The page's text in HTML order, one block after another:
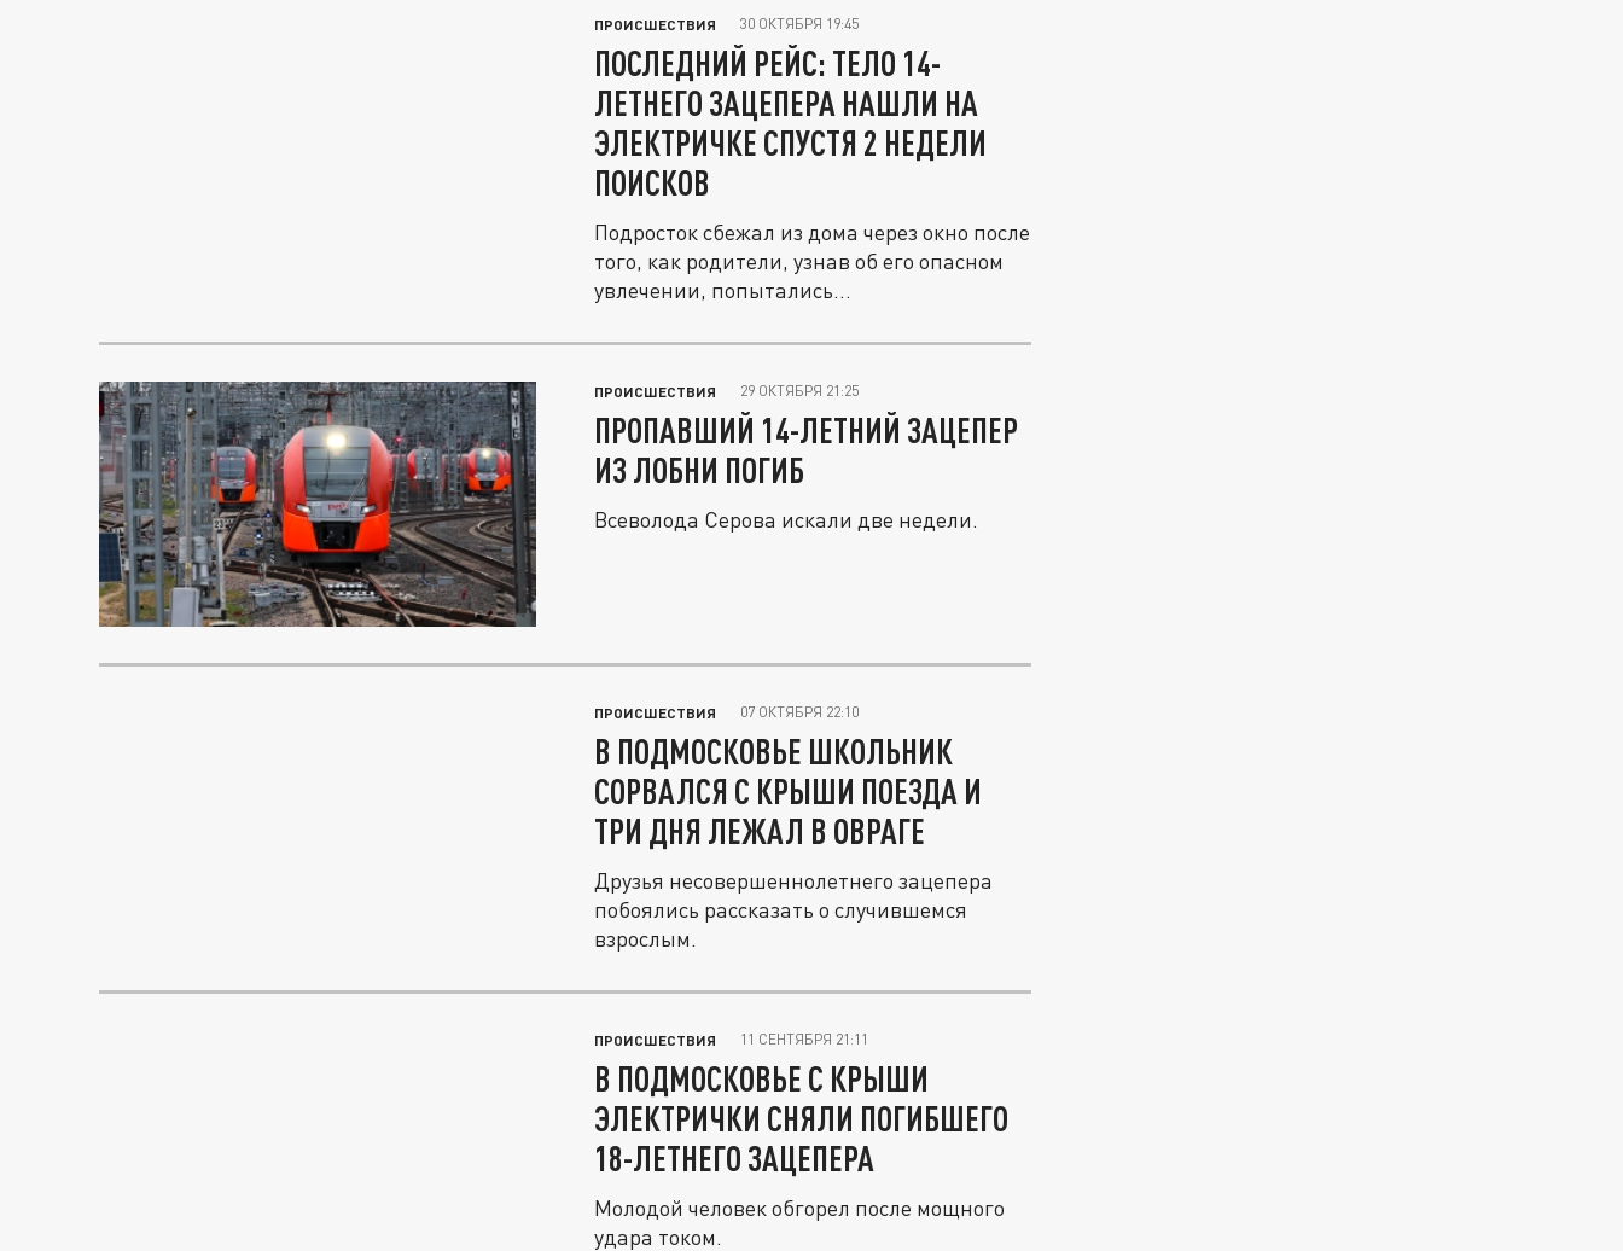
ПРОИСШЕСТВИЯ 30 ОКТЯБРЯ 19:45
ПОСЛЕДНИЙ РЕЙС: ТЕЛО 14-
ЛЕТНЕГО ЗАЦЕПЕРА НАШЛИ НА
ЭЛЕКТРИЧКЕ СПУСТЯ 2 НЕДЕЛИ
ПОИСКОВ
Подросток сбежал из дома через окно после
того, как родители, узнав об его опасном
увлечении, попытались...
ПРОИСШЕСТВИЯ 29 ОКТЯБРЯ 21:25
ПРОПАВШИЙ 14-ЛЕТНИЙ ЗАЦЕПЕР
ИЗ ЛОБНИ ПОГИБ
Всеволода Серова искали две недели.
ПРОИСШЕСТВИЯ 07 ОКТЯБРЯ 22:10
В ПОДМОСКОВЬЕ ШКОЛЬНИК
СОРВАЛСЯ С КРЫШИ ПОЕЗДА И
ТРИ ДНЯ ЛЕЖАЛ В ОВРАГЕ
Друзья несовершеннолетнего зацепера
побоялись рассказать о случившемся
взрослым.
ПРОИСШЕСТВИЯ 11 СЕНТЯБРЯ 21:11
В ПОДМОСКОВЬЕ С КРЫШИ
ЭЛЕКТРИЧКИ СНЯЛИ ПОГИБШЕГО
18-ЛЕТНЕГО ЗАЦЕПЕРА
Молодой человек обгорел после мощного
удара током.